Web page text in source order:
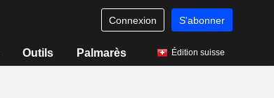
Connexion S'abonner
Outils Palmarès Édition suisse